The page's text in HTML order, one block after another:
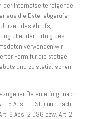
der Internetseite folgende
aus die Datei abgerufen
des Abrufs,
über den Erfolg des
verwenden wir
Form für die stetige
und zu statistischen
Daten erfolgt nach
6 Abs. 1 DSG) und nach
6 Abs. 2 DSG bzw. Art. 2